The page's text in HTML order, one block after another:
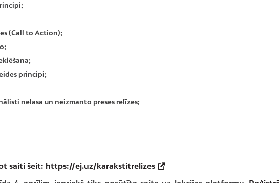
(Call to Action);
principi;
nelasa un neizmanto preses relīzes;
saiti šeit: https://ej.uz/karakstitrelizes